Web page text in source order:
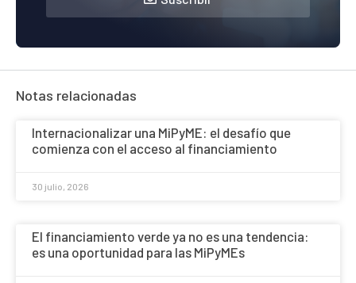
Notas relacionadas
Internacionalizar una MiPyME: el desafío que
comienza con el acceso al financiamiento
30 julio, 2026
El financiamiento verde ya no es una tendencia:
es una oportunidad para las MiPyMEs